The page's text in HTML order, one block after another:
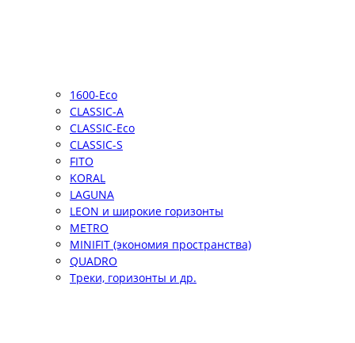
1600-Eco
CLASSIC-A
CLASSIC-Eco
CLASSIC-S
FITO
KORAL
LAGUNA
LEON и широкие горизонты
METRO
MINIFIT (экономия пространства)
QUADRO
Треки, горизонты и др.